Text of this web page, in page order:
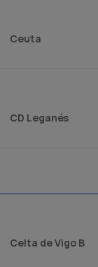
Ceuta
CD Leganés
Celta de Vigo B